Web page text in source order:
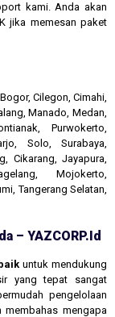
kami. Anda akan
jika memesan paket
Cilegon, Cimahi,
Manado, Medan,
Purwokerto,
Solo, Surabaya,
Cikarang, Jayapura,
Mojokerto,
Tangerang Selatan,
– YAZCORP.id
untuk mendukung
yang tepat sangat
pengelolaan
mengapa